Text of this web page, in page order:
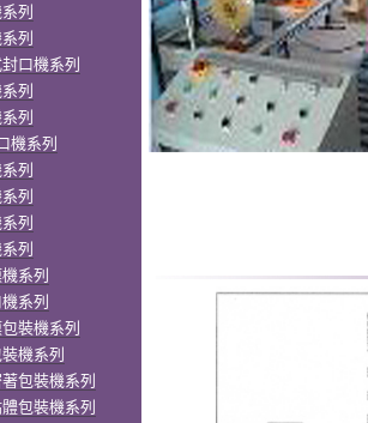
列
列
口機系列
列
列
機系列
列
列
列
列
系列
系列
裝機系列
機系列
包裝機系列
包裝機系列